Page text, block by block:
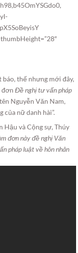
thế nhưng mới đây,
đơnĐề nghị tư vấn pháp
Nguyễn Văn Nam,
nữ danh hài”.
Hậu và Cộng sự, Thúy
đơn này đề nghị Văn
pháp luật về hôn nhân